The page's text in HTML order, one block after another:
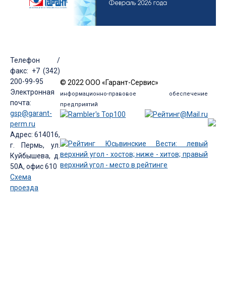
Телефон /
факс: +7 (342)
200-99-95
Электронная
почта:
gsp@garant-
perm.ru
Адрес: 614016,
г. Пермь, ул.
Куйбышева, д.
50А, офис 610
Схема
проезда
© 2022 ООО «Гарант-Сервис»
информационно-правовое обеспечение
предприятий